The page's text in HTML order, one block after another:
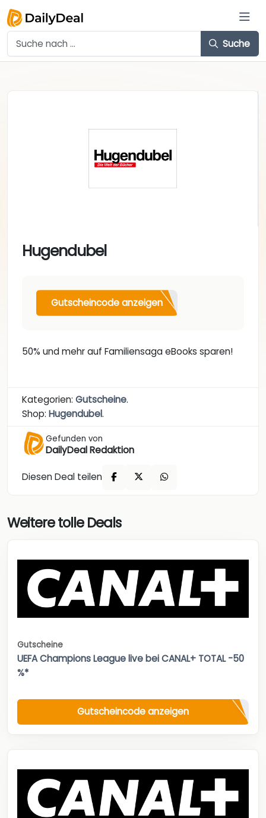
Suche
Hugendubel
Gutscheincode anzeigen
50% und mehr auf Familiensaga eBooks sparen!
Kategorien: Gutscheine.
Shop: Hugendubel.
Gefunden von
DailyDeal Redaktion
Diesen Deal teilen
Weitere tolle Deals
Gutscheine
UEFA Champions League live bei CANAL+ TOTAL -50
%*
Gutscheincode anzeigen